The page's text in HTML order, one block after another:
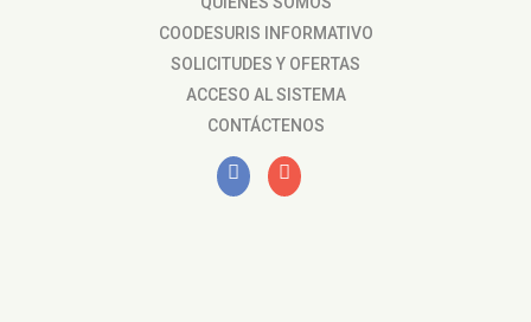
COODESURIS INFORMATIVO
SOLICITUDES Y OFERTAS
ACCESO AL SISTEMA
CONTÁCTENOS